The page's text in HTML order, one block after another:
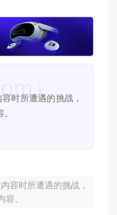
时所遭遇的挑战，
容时所遭遇的挑战，
。
）